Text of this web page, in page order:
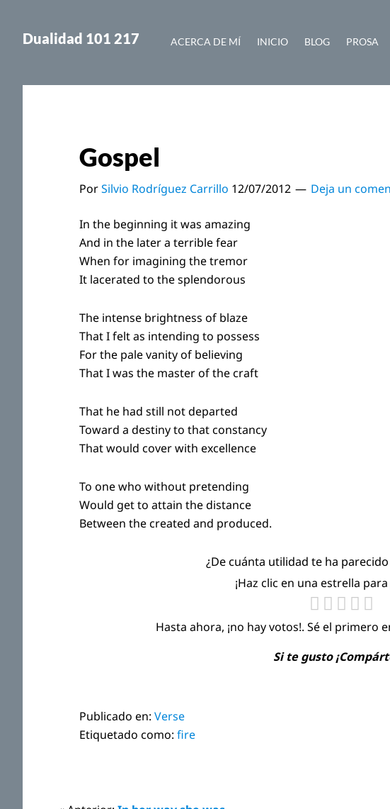
contenido
lateral
Dualidad 101 217 ACERCA DE MÍ INICIO BLOG PROSA
Gospel
PorSilvio Rodríguez Carrillo 12/07/2012 Deja un
In the beginning it was amazing
And in the later a terrible fear
When for imagining the tremor
It lacerated to the splendorous
The intense brightness of blaze
That I felt as intending to possess
For the pale vanity of believing
That I was the master of the craft
That he had still not departed
Toward a destiny to that constancy
That would cover with excellence
To one who without pretending
Would get to attain the distance
Between the created and produced.
¿De cuánta utilidad te ha
¡Haz clic en una estrella
Hasta ahora, ¡no hay votos!. Sé el primero
Si te gusto
Publicado en: Verse
Etiquetado como: fire